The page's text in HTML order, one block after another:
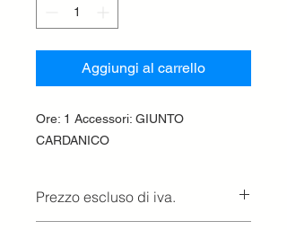
Aggiungi al carrello
Ore: 1 Accessori: GIUNTO
CARDANICO
Prezzo escluso di iva.